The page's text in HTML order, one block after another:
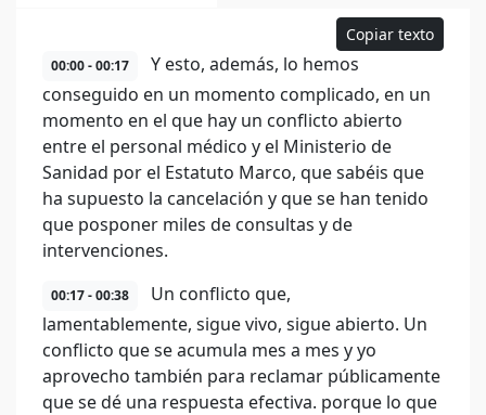
Copiar texto
00:00 - 00:17
Y esto, además, lo hemos
conseguido en un momento complicado, en un
momento en el que hay un conflicto abierto
entre el personal médico y el Ministerio de
Sanidad por el Estatuto Marco, que sabéis que
ha supuesto la cancelación y que se han tenido
que posponer miles de consultas y de
intervenciones.
00:17 - 00:38
Un conflicto que,
lamentablemente, sigue vivo, sigue abierto. Un
conflicto que se acumula mes a mes y yo
aprovecho también para reclamar públicamente
que se dé una respuesta efectiva. porque lo que